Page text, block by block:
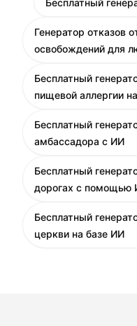
Бесплатный
Генератор отказов
освобождений для
Бесплатный
пищевой аллергии
Бесплатный
амбассадора с ИИ
Бесплатный
дорогах с помощью
Бесплатный
церкви на базе ИИ